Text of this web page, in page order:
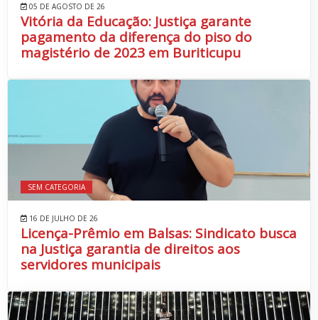
05 DE AGOSTO DE 26
Vitória da Educação: Justiça garante
pagamento da diferença do piso do
magistério de 2023 em Buriticupu
SEM CATEGORIA
16 DE JULHO DE 26
Licença-Prêmio em Balsas: Sindicato busca
na Justiça garantia de direitos aos
servidores municipais